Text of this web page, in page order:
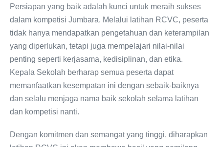
Persiapan yang baik adalah kunci untuk meraih sukses
dalam kompetisi Jumbara. Melalui latihan RCVC, peserta
tidak hanya mendapatkan pengetahuan dan keterampilan
yang diperlukan, tetapi juga mempelajari nilai-nilai
penting seperti kerjasama, kedisiplinan, dan etika.
Kepala Sekolah berharap semua peserta dapat
memanfaatkan kesempatan ini dengan sebaik-baiknya
dan selalu menjaga nama baik sekolah selama latihan
dan kompetisi nanti.
Dengan komitmen dan semangat yang tinggi, diharapkan